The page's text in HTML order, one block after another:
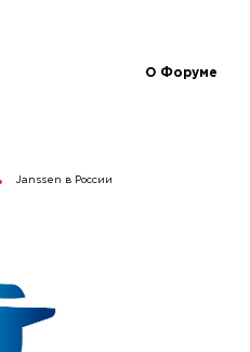
О Форуме
Janssen в России